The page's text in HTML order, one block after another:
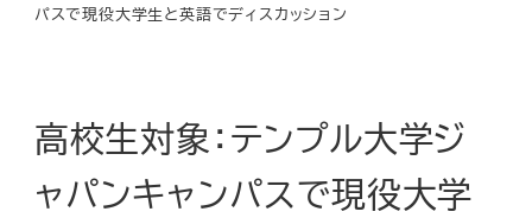
パスで現役大学生と英語でディスカッション
高校生対象：テンプル大学ジ
ャパンキャンパスで現役大学